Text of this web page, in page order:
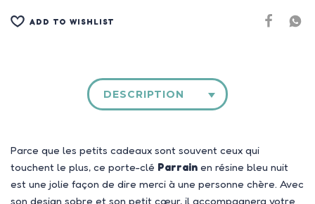
ADD TO WISHLIST
DESCRIPTION
Parce que les petits cadeaux sont souvent ceux qui
touchent le plus, ce porte-clé Parrain en résine bleu nuit
est une jolie façon de dire merci à une personne chère. Avec
son design sobre et son petit cœur, il accompagnera votre